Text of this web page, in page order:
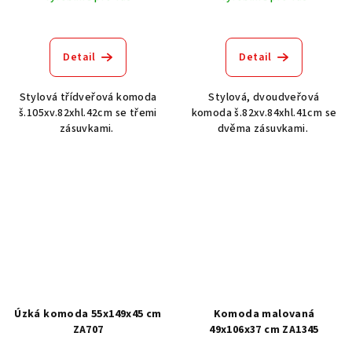
Detail
Stylová třídveřová komoda
š.105xv.82xhl.42cm se třemi
zásuvkami.
Detail
Stylová, dvoudveřová
komoda š.82xv.84xhl.41cm se
dvěma zásuvkami.
Úzká komoda 55x149x45 cm
ZA707
Komoda malovaná
49x106x37 cm ZA1345